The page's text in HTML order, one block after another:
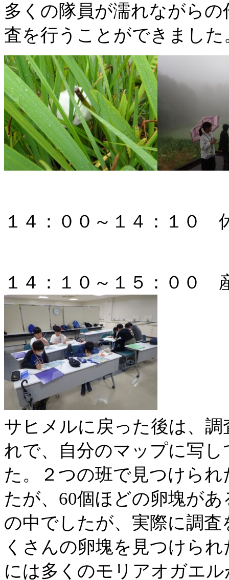
多くの隊員が濡れながら
査を行うことができました
１４：００～１４：１０
１４：１０～１５：０
サヒメルに戻った後は、
れで、自分のマップに写
た。２つの班で見つけら
たが、60個ほどの卵塊が
の中でしたが、実際に調
くさんの卵塊を見つけら
には多くのモリアオガエ